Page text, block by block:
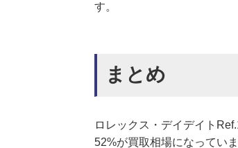
す。
まとめ
ロレックス・デイデイト
52%が買取相場になっていま